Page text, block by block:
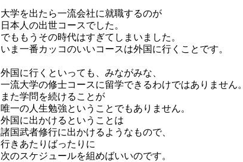
大学を出たら一流会社に就職するのが
日本人の出世コースでした。
でももうその時代はすぎてしまいました。
いま一番カッコのいいコースは外国に行くことです。
外国に行くといっても、みながみな、
一流大学の修士コースに留学できるわけではありません。
また学問を続けることが
唯一の人生勉強ということでもありません。
外国に出かけるということは
諸国武者修行に出かけるようなもので、
行きあたりばったりに
次のスケジュールを組めばいいのです。